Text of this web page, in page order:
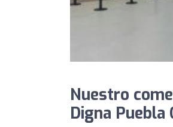
Nuestro
Digna Puebla